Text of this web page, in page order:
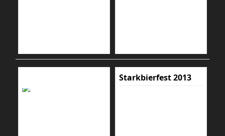
Starkbierfest 2013